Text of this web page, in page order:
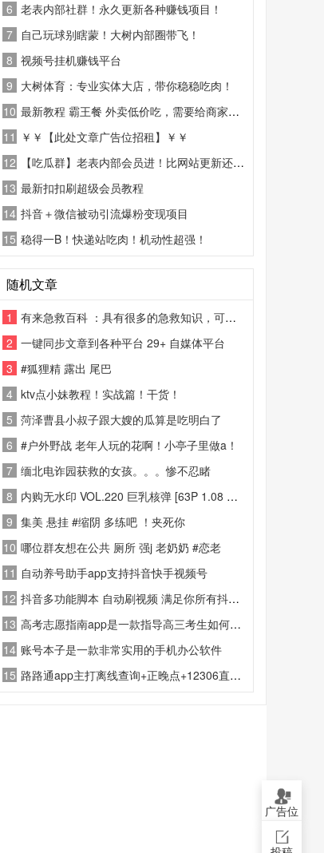
6 老表内部社群！永久更新各种赚钱项目！
7 自己玩球别瞎蒙！大树内部圈带飞！
8 视频号挂机赚钱平台
9 大树体育：专业实体大店，带你稳稳吃肉！
10 最新教程 霸王餐 外卖低价吃，需要给商家好评
11 ￥￥【此处文章广告位招租】￥￥
12
【吃瓜群】老表内部会员进！比网站更新还精彩！
13 最新扣扣刷超级会员教程
14 抖音＋微信被动引流爆粉变现项目
15 稳得一B！快递站吃肉！机动性超强！
随机文章
1
有来急救百科 ：具有很多的急救知识，可以不用，但不能没有，大家可以学习一下
2 一键同步文章到各种平台 29+ 自媒体平台
3 #狐狸精 露出 尾巴
4 ktv点小妹教程！实战篇！干货！
5 菏泽曹县小叔子跟大嫂的瓜算是吃明白了
6 #户外野战 老年人玩的花啊！小亭子里做a！
7 缅北电诈园获救的女孩。。。惨不忍睹
8 内购无水印 VOL.220 巨乳核弹 [63P 1.08 GB]
9 集美 悬挂 #缩阴 多练吧 ！夹死你
10 哪位群友想在公共 厕所 强j 老奶奶 #恋老
11 自动养号助手app支持抖音快手视频号
12 抖音多功能脚本 自动刷视频 满足你所有抖音方面所需要的功
13 高考志愿指南app是一款指导高三考生如何根据自己预估或实际的高考分数填写高考志愿的APP
14 账号本子是一款非常实用的手机办公软件
15 路路通app主打离线查询+正晚点+12306直连购票
广告位